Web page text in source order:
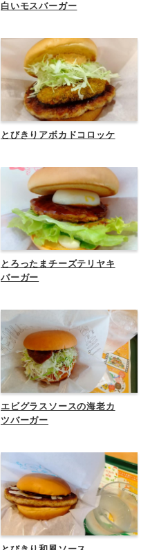
白いモスバーガー
とびきりアボカドコロッケ
とろったまチーズテリヤキ
バーガー
エビグラスソースの海老カ
ツバーガー